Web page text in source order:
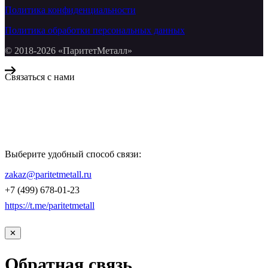
Политика конфиденциальности
Политика обработки персональных данных
© 2018-2026 «ПаритетМеталл»
Связаться с нами
Выберите удобный способ связи:
zakaz@paritetmetall.ru
+7 (499) 678-01-23
https://t.me/paritetmetall
✕